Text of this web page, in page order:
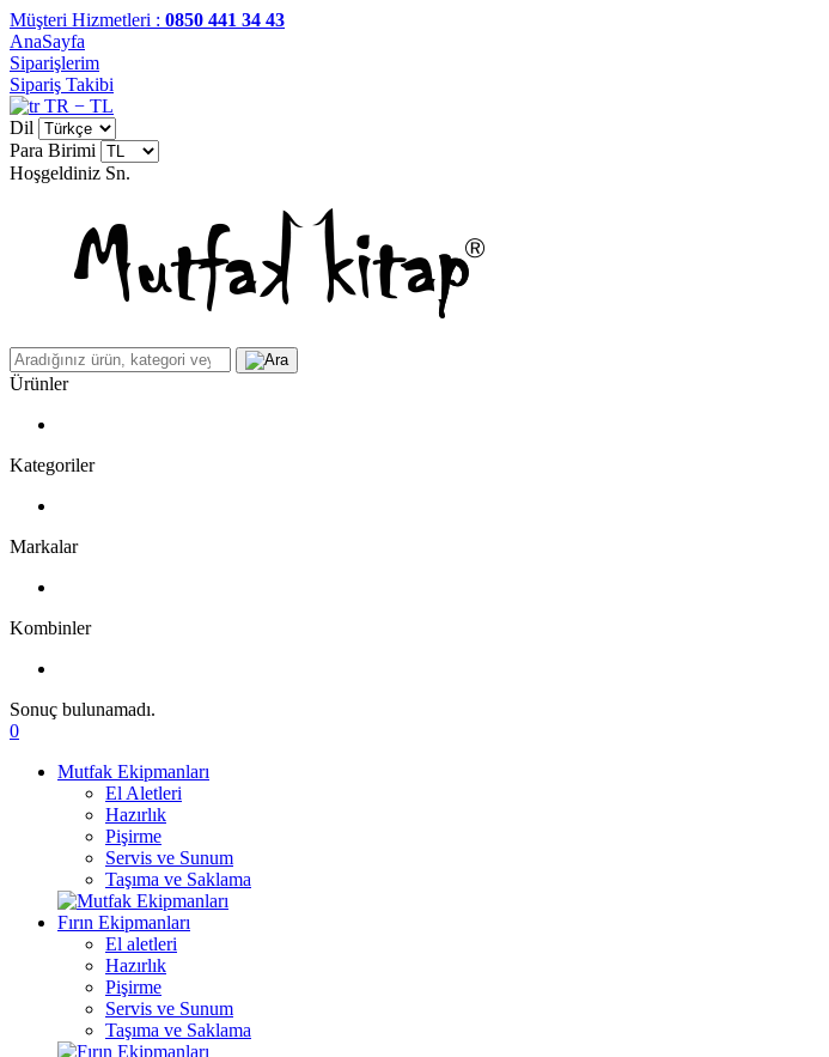
Müşteri Hizmetleri : 0850 441 34 43
AnaSayfa
Siparişlerim
Sipariş Takibi
TR − TL
Dil
Para Birimi
Hoşgeldiniz Sn.
Ürünler
Kategoriler
Markalar
Kombinler
Sonuç bulunamadı.
0
Mutfak Ekipmanları
El Aletleri
Hazırlık
Pişirme
Servis ve Sunum
Taşıma ve Saklama
Fırın Ekipmanları
El aletleri
Hazırlık
Pişirme
Servis ve Sunum
Taşıma ve Saklama